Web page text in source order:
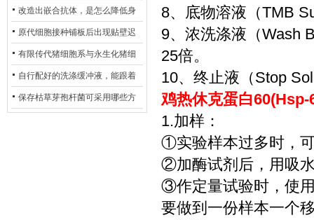
查？
的LOD与LOQ性能？
改造出嵌合抗体，是怎么降低身
体生成抗鼠抗体（HAMA）的？
原代细胞接种铺板后出现贴壁迟
缓、悬浮细胞数量偏多的现象的
主要诱因
有限传代猪细胞系与永生化猪细
胞系，二者在增殖存活周期上有
什么区别？
自行配好的洗涤缓冲液，能跟着
试剂盒原装干粉放一处储存吗？
保存枯草芽孢杆菌可采用哪些方
8、底物溶液（TMB
9、浓洗涤液（Wash
25倍。
10、终止液（Stop
鸡热休克蛋白
1.加样：
①实验样本过多时，
②加酶试剂后，用吸
③作定量试验时，使
要做到一份样本一个